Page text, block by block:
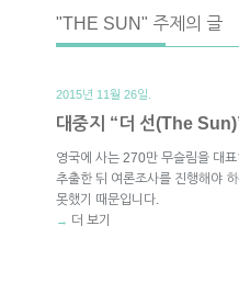
"THE SUN" 주제의 글
2015년 11월 26일.
대중지 “더 선(The
영국에 사는 270만 무슬림을 대
추출한 뒤 여론조사를 진행해야
못했기 때문입니다.
→ 더 보기